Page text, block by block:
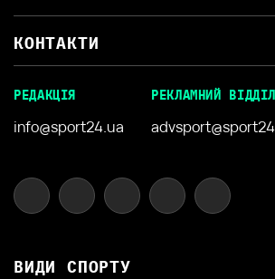
КОНТАКТИ
РЕДАКЦІЯ
info@sport24.ua
РЕКЛАМНИЙ ВІДДІЛ
ВИДИ СПОРТУ